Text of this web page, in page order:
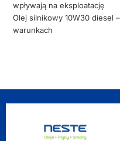
wpływają na eksploatację
Olej silnikowy 10W30 diesel
warunkach